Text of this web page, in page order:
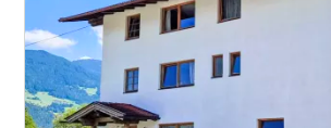
Afstand
Prijs
Ligging